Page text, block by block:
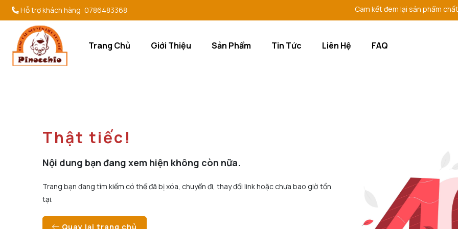
Hỗ trợ khách hàng: 0786483368 Cam kết đem lại sản phẩm chất
Trang Chủ Giới Thiệu Sản Phẩm Tin Tức Liên Hệ FAQ
Thật tiếc!
Nội dung bạn đang xem hiện không còn nữa.
Trang bạn đang tìm kiếm có thể đã bị xóa, chuyển đi, thay đổi link hoặc chưa bao giờ tồn
tại.
Quay lại trang chủ